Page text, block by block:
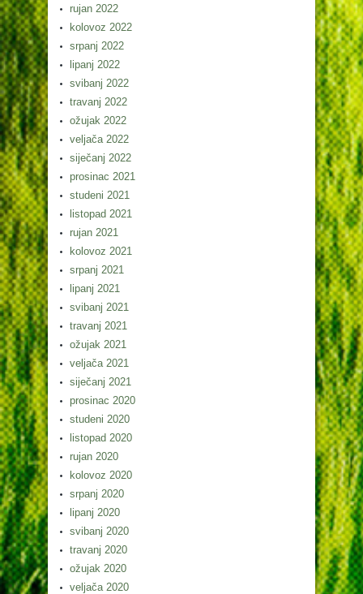
rujan 2022
kolovoz 2022
srpanj 2022
lipanj 2022
svibanj 2022
travanj 2022
ožujak 2022
veljača 2022
siječanj 2022
prosinac 2021
studeni 2021
listopad 2021
rujan 2021
kolovoz 2021
srpanj 2021
lipanj 2021
svibanj 2021
travanj 2021
ožujak 2021
veljača 2021
siječanj 2021
prosinac 2020
studeni 2020
listopad 2020
rujan 2020
kolovoz 2020
srpanj 2020
lipanj 2020
svibanj 2020
travanj 2020
ožujak 2020
veljača 2020